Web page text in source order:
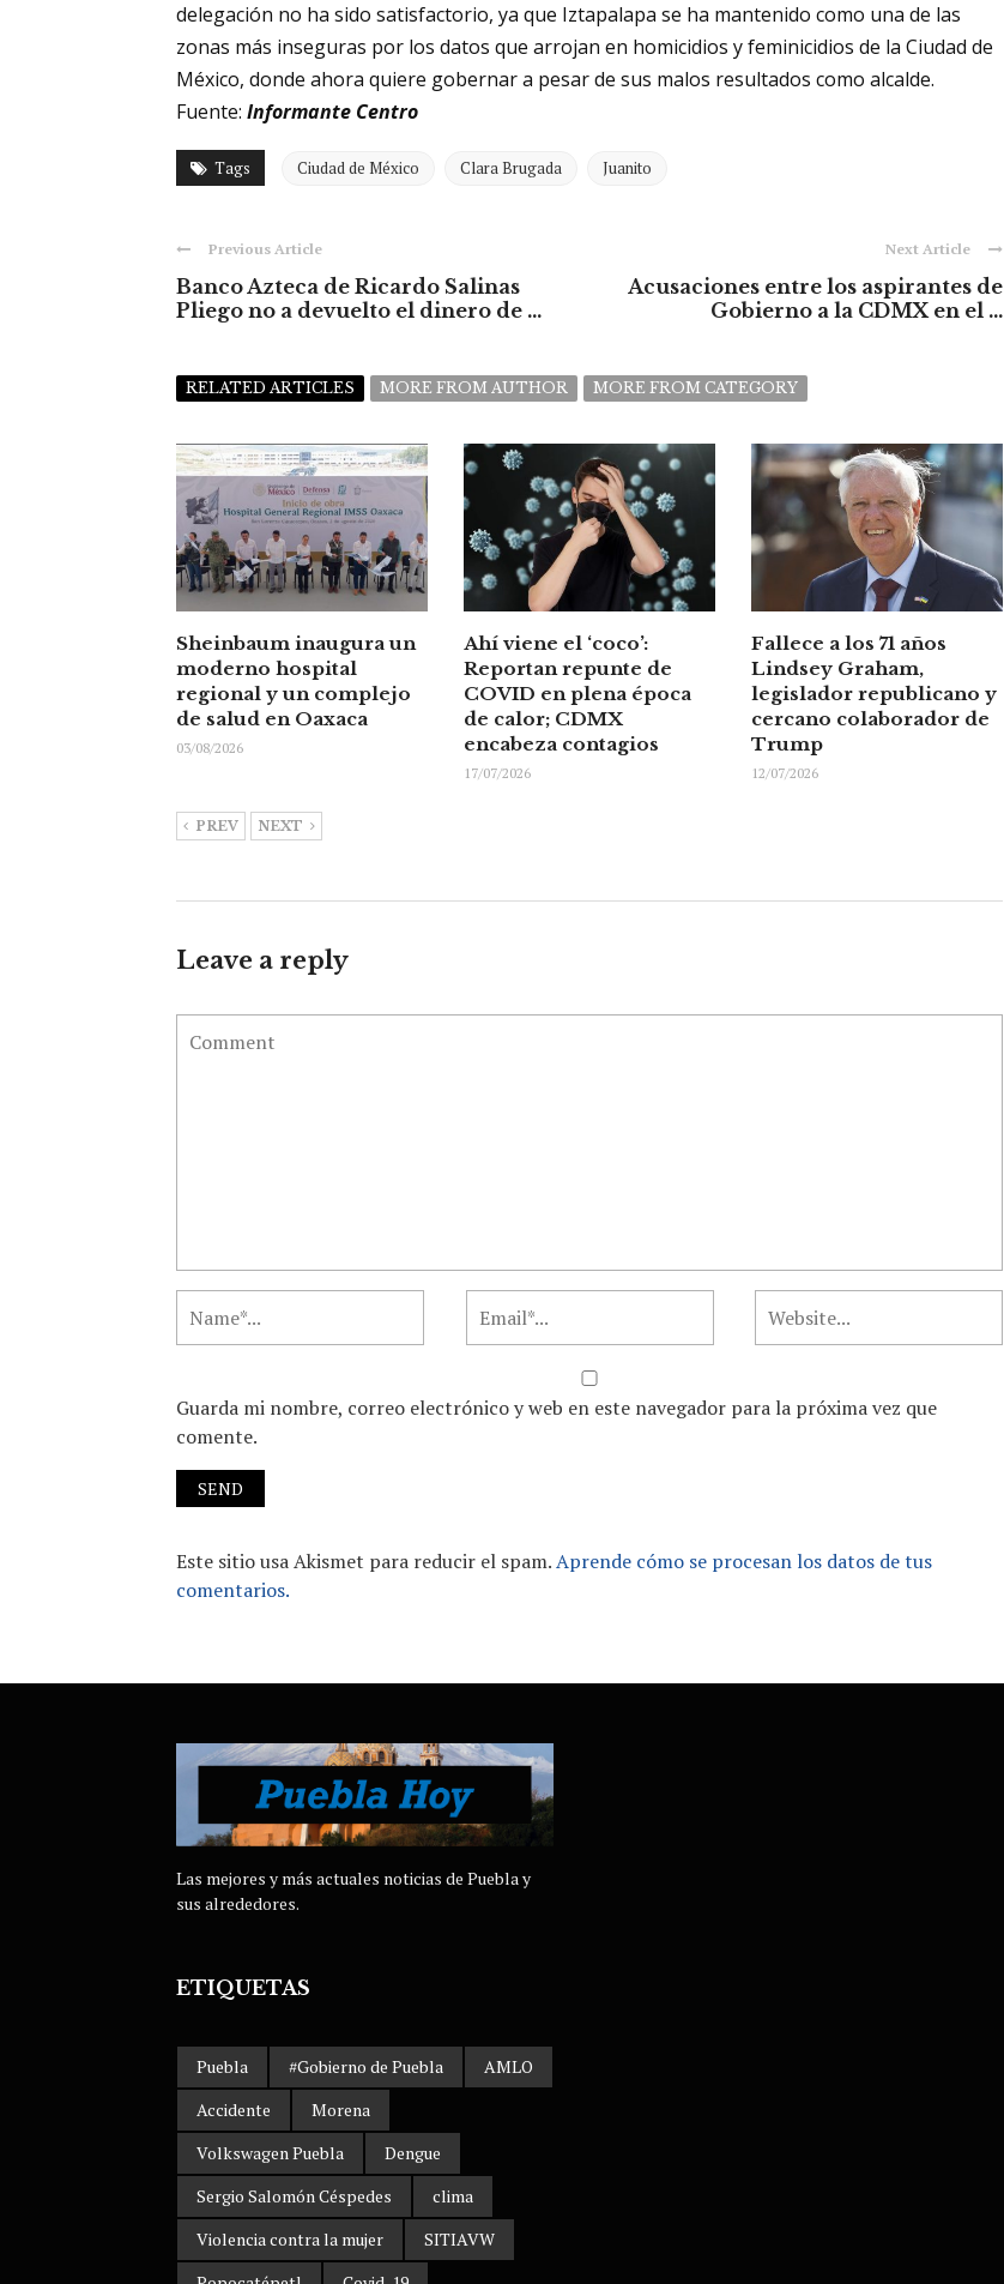
delegación no ha sido satisfactorio, ya que Iztapalapa se ha mantenido como una de las
zonas más inseguras por los datos que arrojan en homicidios y feminicidios de la Ciudad de
México, donde ahora quiere gobernar a pesar de sus malos resultados como alcalde.
Fuente: Informante Centro
Tags Ciudad de México Clara Brugada Juanito
Previous Article
Banco Azteca de Ricardo Salinas
Pliego no a devuelto el dinero de ...
Next Article
Acusaciones entre los aspirantes de
Gobierno a la CDMX en el ...
RELATED ARTICLES MORE FROM AUTHOR MORE FROM CATEGORY
Sheinbaum inaugura un
moderno hospital
regional y un complejo
de salud en Oaxaca
03/08/2026
Ahí viene el ‘coco’:
Reportan repunte de
COVID en plena época
de calor; CDMX
encabeza contagios
17/07/2026
Fallece a los 71 años
Lindsey Graham,
legislador republicano y
cercano colaborador de
Trump
12/07/2026
PREV NEXT
Leave a reply
Guarda mi nombre, correo electrónico y web en este navegador para la próxima vez que
comente.
Este sitio usa Akismet para reducir el spam.Aprende cómo se procesan los datos de tus
comentarios.
Las mejores y más actuales noticias de Puebla y
sus alrededores.
ETIQUETAS
Puebla #Gobierno de Puebla
AMLO
Accidente
Morena
Volkswagen Puebla
Dengue
Sergio Salomón Céspedes
clima
Violencia contra la mujer
SITIAVW